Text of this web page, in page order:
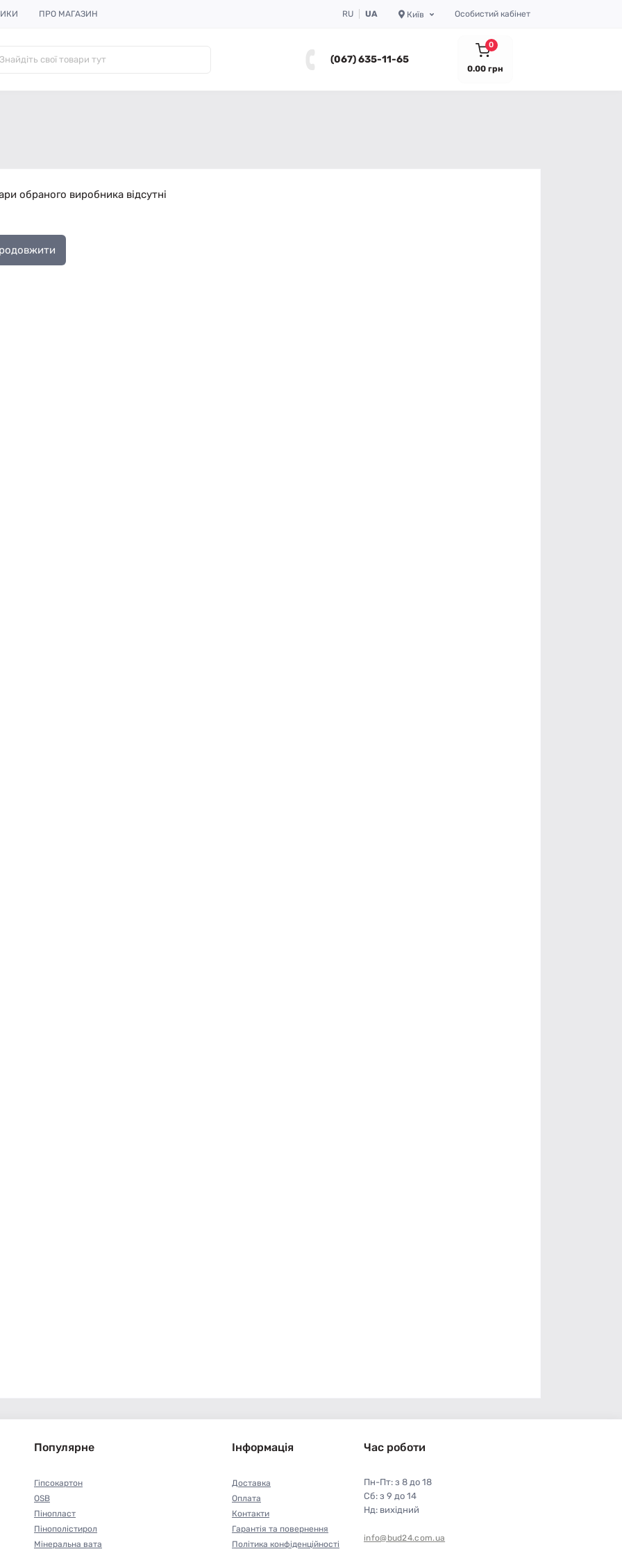
ПРО МАГАЗИН RU UA Київ Особистий кабінет
(067) 635-11-65
0
0.00 грн
обраного виробника відсутні
Популярне
Гіпсокартон
OSB
Пінопласт
Пінополістирол
Мінеральна вата
Інформація
Доставка
Оплата
Контакти
Гарантія та повернення
Політика конфіденційності
Час роботи
Пн-Пт: з 8 до 18
Сб: з 9 до 14
Нд: вихідний
info@bud24.com.ua